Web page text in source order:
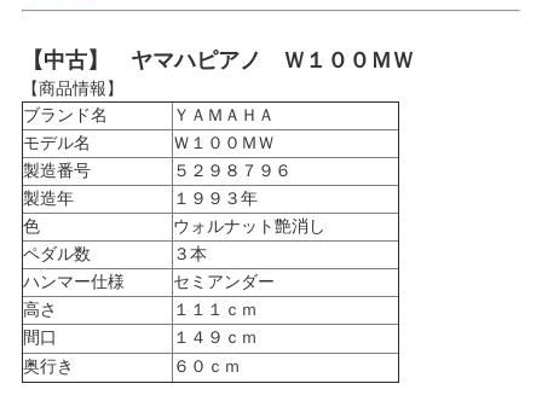
【中古】 ヤマハピアノ Ｗ１００ＭＷ
【商品情報】
ブランド名
ＹＡＭＡＨＡ
モデル名
Ｗ１００ＭＷ
製造番号
５２９８７９６
製造年
１９９３年
色
ウォルナット艶消し
ペダル数
３本
ハンマー仕様
セミアンダー
高さ
１１１ｃｍ
間口
１４９ｃｍ
奥行き
６０ｃｍ